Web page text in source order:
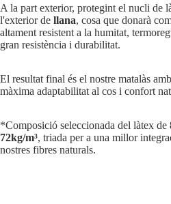
A la part exterior, protegint el nucli de
l'exterior de llana, cosa que donarà
altament resistent a la humitat,
gran resistència i durabilitat.
El resultat final és el nostre matalàs
màxima adaptabilitat al cos i confort
*Composició seleccionada del làtex de
72kg/m³, triada per a una millor
nostres fibres naturals.